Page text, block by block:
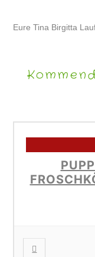
Eure Tina Birgitta